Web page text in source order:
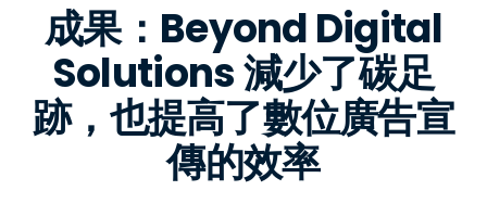
成果：Beyond Digital
Solutions 減少了碳足
跡，也提高了數位廣告宣
傳的效率